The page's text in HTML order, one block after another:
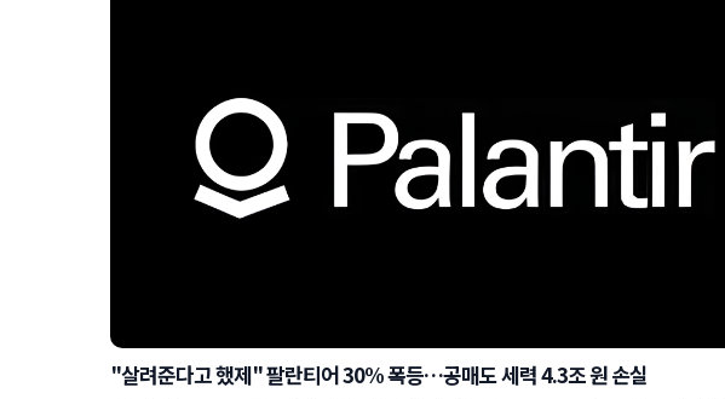
"살려준다고 했제" 팔란티어 30% 폭등…공매도 세력 4.3조 원 손실